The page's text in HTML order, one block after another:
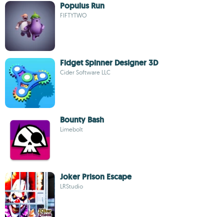
Populus Run
FIFTYTWO
Fidget Spinner Designer 3D
Cider Software LLC
Bounty Bash
Limebolt
Joker Prison Escape
LRStudio